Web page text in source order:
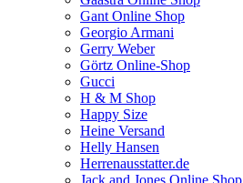
Gant Online Shop
Georgio Armani
Gerry Weber
Görtz Online-Shop
Gucci
H & M Shop
Happy Size
Heine Versand
Helly Hansen
Herrenausstatter.de